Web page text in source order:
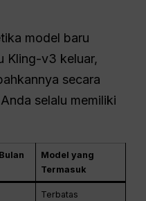
model baru
Kling-v3 keluar,
secara
selalu memiliki
Model yang
Termasuk
Terbatas